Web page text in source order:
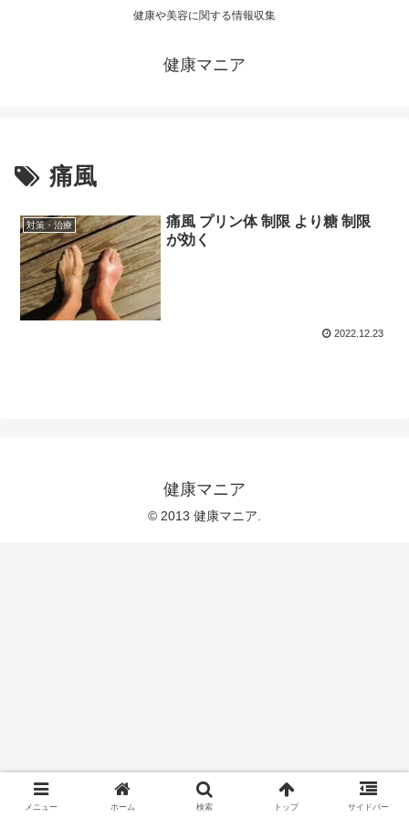
健康や美容に関する情報収集
健康マニア
痛風
対策・治療
痛風 プリン体 制限 より糖 制限
が効く
2022.12.23
健康マニア
© 2013 健康マニア.
メニュー ホーム 検索 トップ サイドバー